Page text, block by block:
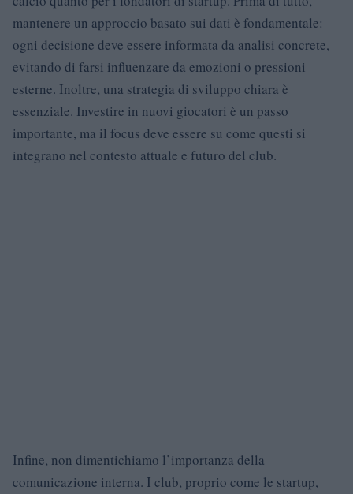
mantenere un approccio basato sui dati è fondamentale:
ogni decisione deve essere informata da analisi concrete,
evitando di farsi influenzare da emozioni o pressioni
esterne. Inoltre, una strategia di sviluppo chiara è
essenziale. Investire in nuovi giocatori è un passo
importante, ma il focus deve essere su come questi si
integrano nel contesto attuale e futuro del club.
Infine, non dimentichiamo l’importanza della
comunicazione interna. I club, proprio come le startup,